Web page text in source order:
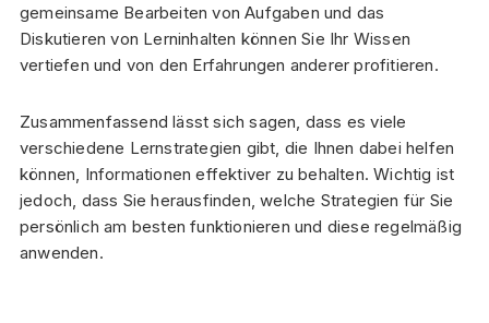
gemeinsame Bearbeiten von Aufgaben und das
Diskutieren von Lerninhalten können Sie Ihr Wissen
vertiefen und von den Erfahrungen anderer profitieren.
Zusammenfassend lässt sich sagen, dass es viele
verschiedene Lernstrategien gibt, die Ihnen dabei helfen
können, Informationen effektiver zu behalten. Wichtig ist
jedoch, dass Sie herausfinden, welche Strategien für Sie
persönlich am besten funktionieren und diese regelmäßig
anwenden.